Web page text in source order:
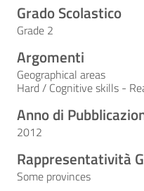
Grado Scolastico
Grade 2
Argomenti
Geographical areas
Hard / Cognitive skills -
Anno di
2012
Rappresentatività
Some provinces